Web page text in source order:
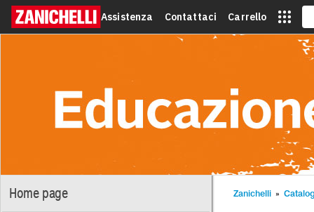
Assistenza Contattaci Carrello
Home page
Zanichelli »